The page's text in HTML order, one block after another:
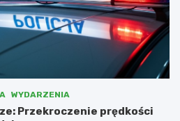
WYDARZENIA
Przekroczenie prędkości